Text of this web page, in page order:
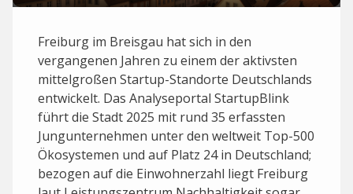
Freiburg im Breisgau hat sich in den
vergangenen Jahren zu einem der aktivsten
mittelgroßen Startup-Standorte Deutschlands
entwickelt. Das Analyseportal StartupBlink
führt die Stadt 2025 mit rund 35 erfassten
Jungunternehmen unter den weltweit Top-500
Ökosystemen und auf Platz 24 in Deutschland;
bezogen auf die Einwohnerzahl liegt Freiburg